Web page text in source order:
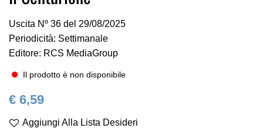
immagini
Uscita Nº 36 del 29/08/2025
Periodicità: Settimanale
Editore: RCS MediaGroup
Il prodotto è non disponibile
€ 6,59
Aggiungi Alla Lista Desideri